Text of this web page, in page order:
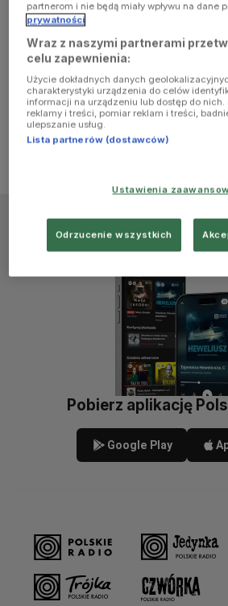
browser
console for
more
information)
Pobierz aplikację
Google Play
partnerom i nie będą miały wpływu na dane
prywatności
Wraz z naszymi partnerami
celu zapewnienia:
Użycie dokładnych danych
charakterystyki urządzenia do celów
informacji na urządzeniu lub dostęp do
reklamy i treści, pomiar reklam i treści,
ulepszanie usług.
Lista partnerów (dostawców)
Ustawienia
Odrzucenie wszystkich